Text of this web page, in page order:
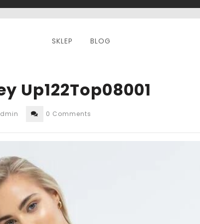
SKLEP BLOG
Up122Top08001
0 Comments